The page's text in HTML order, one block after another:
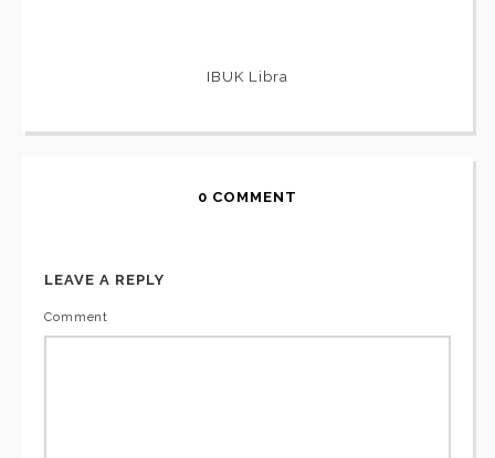
IBUK Libra
0 COMMENT
LEAVE A REPLY
Comment